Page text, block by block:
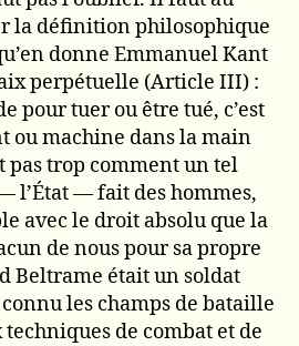
la définition philosophique
donne Emmanuel Kant
perpétuelle (Article III) :
pour tuer ou être tué, c’est
ou machine dans la main
pas trop comment un tel
l’État — fait des hommes,
avec le droit absolu que la
de nous pour sa propre
Beltrame était un soldat
les champs de bataille
de combat et de